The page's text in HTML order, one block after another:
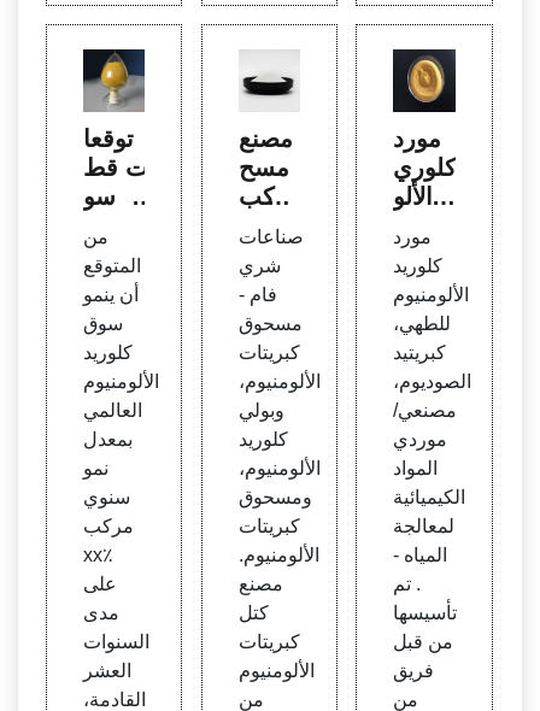
توقعا
ت قط
اع سو
ريد الأ
لومنيو
م العا
لمي و
تقييم
السو
ق وس
يناريو
المنا
فسة
والاتج
اهات
والتوق
عات
2019-
2028
من
المتوقع
أن ينمو
سوق
كلوريد
الألومنيوم
العالمي
بمعدل
نمو
سنوي
مركب
xx٪
على
مدى
السنوات
العشر
القادمة،
مصنع
مسح
وق كب
ريتات
الألوم
نيوم و
بولي
كلوري
د الألو
منيوم
| صنا
عات
شري
فام، ر
اجكو
ت
صناعات
شري
فام -
مسحوق
كبريتات
الألومنيوم،
وبولي
كلوريد
الألومنيوم،
ومسحوق
كبريتات
الألومنيوم.
مصنع
كتل
كبريتات
الألومنيوم
من
مورد
كلوري
د الألو
للطه
ي، كب
ريتيد ا
لصودي
وم، ال
مورد
الكيمي
ائي ل
معالج
ة المي
اه - .
مورد
كلوريد
الألومنيوم
للطهي،
كبريتيد
الصوديوم،
مصنعي/
موردي
المواد
الكيميائية
لمعالجة
المياه -
. تم
تأسيسها
من قبل
فريق
من